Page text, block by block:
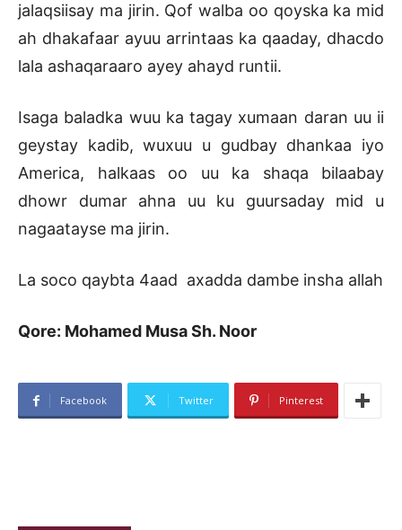
jalaqsiisay ma jirin. Qof walba oo qoyska ka mid
ah dhakafaar ayuu arrintaas ka qaaday, dhacdo
lala ashaqaraaro ayey ahayd runtii.
Isaga baladka wuu ka tagay xumaan daran uu ii
geystay kadib, wuxuu u gudbay dhankaa iyo
America, halkaas oo uu ka shaqa bilaabay
dhowr dumar ahna uu ku guursaday mid u
nagaatayse ma jirin.
La soco qaybta 4aad axadda dambe insha allah
Qore: Mohamed Musa Sh. Noor
Facebook Twitter Pinterest